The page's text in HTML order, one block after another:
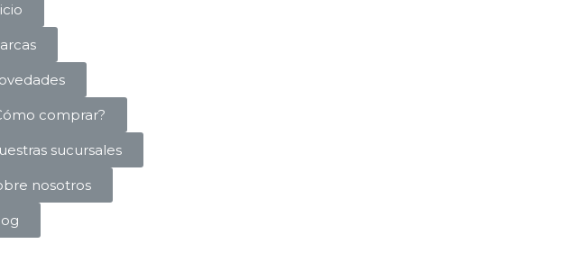
comprar?
sucursales
nosotros